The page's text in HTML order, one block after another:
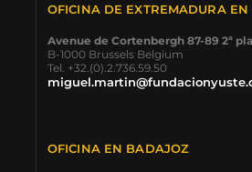
OFICINA DE EXTREMADURA EN
Avenue de Cortenbergh 87-89 2ª
B-1000 Brussels Belgium
Tel. +32.(0).2.736.59.50
OFICINA EN BADAJOZ